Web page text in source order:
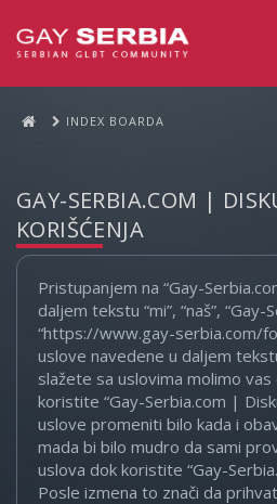
INDEX BOARDA
GAY-SERBIA.COM |
KORIŠĆENJA
Pristupanjem na “Gay-
daljem tekstu “mi”, “naš”,
“https://www.gay-serbia.com/
uslove navedene u daljem
slažete sa uslovima molimo
koristite “Gay-Serbia.com |
uslove promeniti bilo kada i
mada bi bilo mudro da sami
uslova dok koristite “Gay-
Posle izmena to znači da